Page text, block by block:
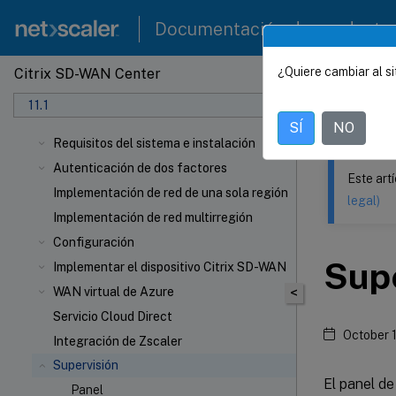
Documentación de
Citrix SD-WAN Center
11.1
Requisitos del sistema e instalación
Autenticación de dos factores
Implementación de red de una sola región
Implementación de red multirregión
Configuración
Implementar el dispositivo Citrix SD-WAN
WAN virtual de Azure
Servicio Cloud Direct
Integración de Zscaler
Supervisión
Panel
Este
Citrix
<
Este
legal)
October
El panel
¿Quiere cambiar al
SÍ NO